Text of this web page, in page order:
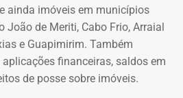
ainda imóveis em municípios
João de Meriti, Cabo Frio, Arraial
e Guapimirim. Também
financeiras, saldos em
de posse sobre imóveis.